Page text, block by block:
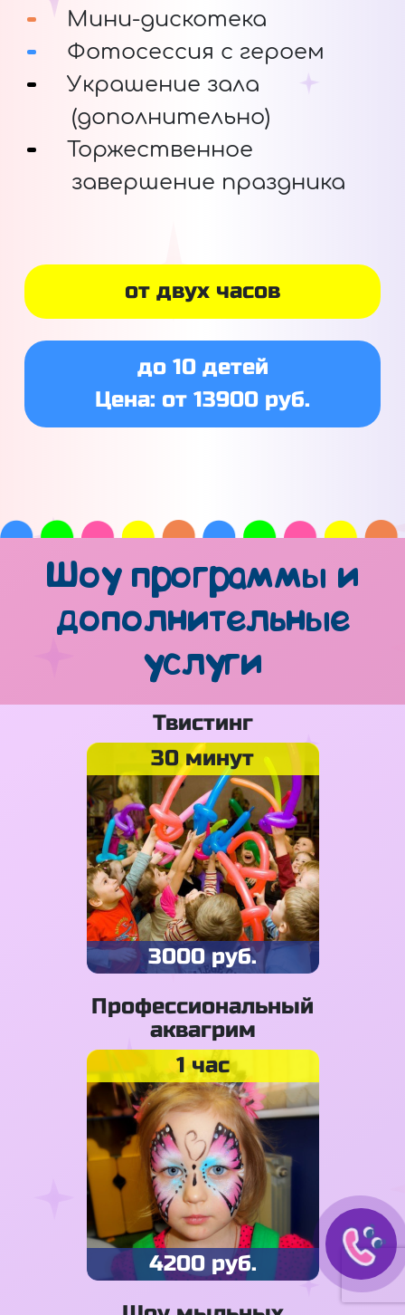
Мини-дискотека
Фотосессия с героем
Украшение зала
(дополнительно)
Торжественное
завершение праздника
от двух часов
до 10 детей
Цена: от 13900 руб.
Шоу программы и
дополнительные
услуги
Твистинг
30 минут
3000 руб.
Профессиональный
аквагрим
1 час
4200 руб.